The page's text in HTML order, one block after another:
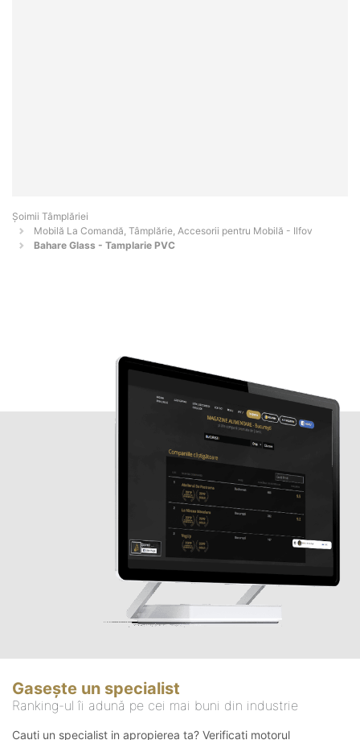
Șoimii Tâmplăriei
Mobilă La Comandă, Tâmplărie, Accesorii pentru Mobilă - Ilfov
Bahare Glass - Tamplarie PVC
Gasește un specialist
Ranking-ul îi adună pe cei mai buni din industrie
Cauți un specialist in apropierea ta? Verificați motorul